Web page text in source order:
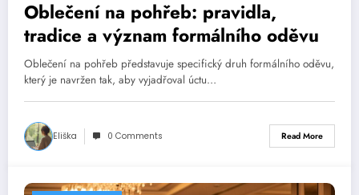
Oblečení na pohřeb: pravidla,
tradice a význam formálního oděvu
Oblečení na pohřeb představuje specifický druh formálního oděvu,
který je navržen tak, aby vyjadřoval úctu…
Eliška 0 Comments Read More